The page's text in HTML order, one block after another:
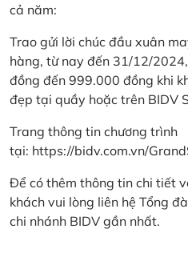
cả năm:
Trao gửi lời chúc đầu xuân
hàng, từ nay đến 31/12/
đồng đến 999.000 đồng khi
đẹp tại quầy hoặc trên BIDV
Trang thông tin chương trình
tại: https://bidv.com.vn/
Để có thêm thông tin chi tiết
khách vui lòng liên hệ Tổng
chi nhánh BIDV gần nhất.